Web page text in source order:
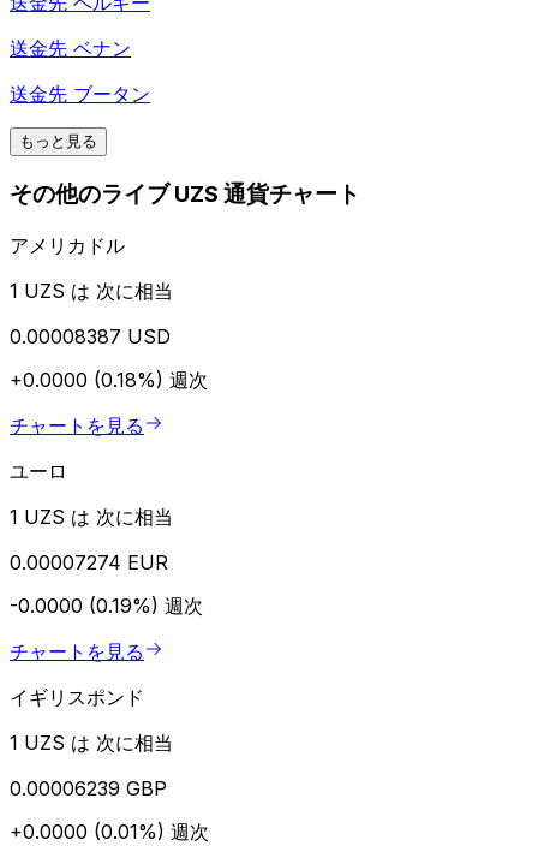
送金先 ベナン
送金先 ブータン
もっと見る
その他のライブ UZS 通貨チャート
アメリカドル
1 UZS は 次に相当
0.00008387 USD
+0.0000 (0.18%) 週次
チャートを見る
ユーロ
1 UZS は 次に相当
0.00007274 EUR
-0.0000 (0.19%) 週次
チャートを見る
イギリスポンド
1 UZS は 次に相当
0.00006239 GBP
+0.0000 (0.01%) 週次